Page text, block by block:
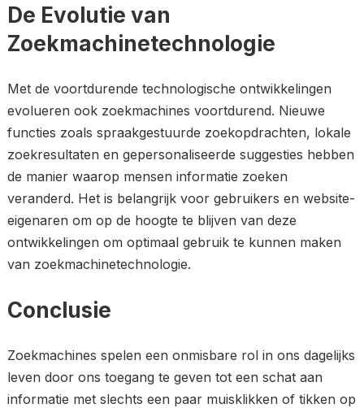
De Evolutie van
Zoekmachinetechnologie
Met de voortdurende technologische ontwikkelingen
evolueren ook zoekmachines voortdurend. Nieuwe
functies zoals spraakgestuurde zoekopdrachten, lokale
zoekresultaten en gepersonaliseerde suggesties hebben
de manier waarop mensen informatie zoeken
veranderd. Het is belangrijk voor gebruikers en website-
eigenaren om op de hoogte te blijven van deze
ontwikkelingen om optimaal gebruik te kunnen maken
van zoekmachinetechnologie.
Conclusie
Zoekmachines spelen een onmisbare rol in ons dagelijks
leven door ons toegang te geven tot een schat aan
informatie met slechts een paar muisklikken of tikken op